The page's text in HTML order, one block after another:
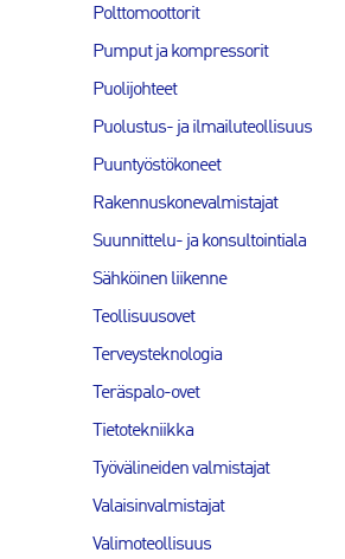
Polttomoottorit
Pumput ja kompressorit
Puolijohteet
Puolustus- ja ilmailuteollisuus
Puuntyöstökoneet
Rakennuskonevalmistajat
Suunnittelu- ja konsultointiala
Sähköinen liikenne
Teollisuusovet
Terveysteknologia
Teräspalo-ovet
Tietotekniikka
Työvälineiden valmistajat
Valaisinvalmistajat
Valimoteollisuus